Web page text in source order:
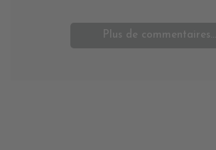
Plus de commentaires...